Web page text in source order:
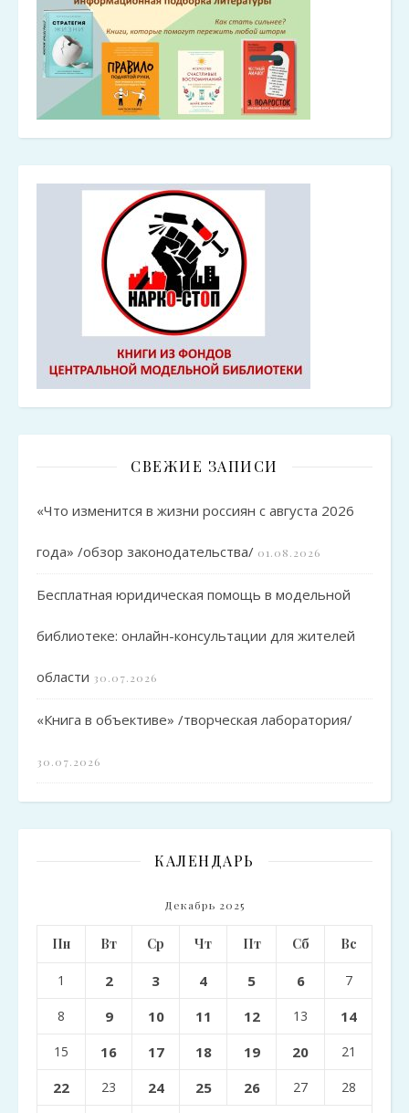
СВЕЖИЕ ЗАПИСИ
«Что изменится в жизни россиян с августа 2026
года» /обзор законодательства/ 01.08.2026
Бесплатная юридическая помощь в модельной
библиотеке: онлайн-консультации для жителей
области 30.07.2026
«Книга в объективе» /творческая лаборатория/
30.07.2026
КАЛЕНДАРЬ
Декабрь 2025
Пн Вт Ср Чт Пт Сб Вс
1 2 3 4 5 6 7
8 9 10 11 12 13 14
15 16 17 18 19 20 21
22 23 24 25 26 27 28